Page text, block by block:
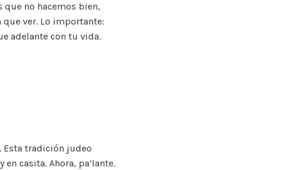
no hacemos bien,
ver. Lo importante:
adelante con tu vida.
Esta tradición judeo
casita. Ahora, pa’lante.